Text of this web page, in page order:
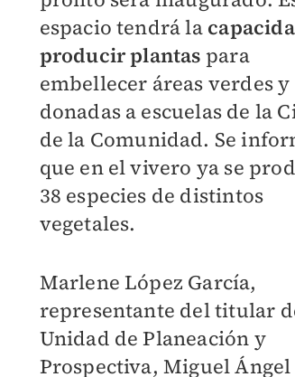
espacio tendrá la
producir plantas para
embellecer áreas verdes
donadas a escuelas de la
de la Comunidad. Se
que en el vivero ya se
38 especies de distintos
vegetales.
Marlene López García,
representante del titular
Unidad de Planeación y
Prospectiva, Miguel